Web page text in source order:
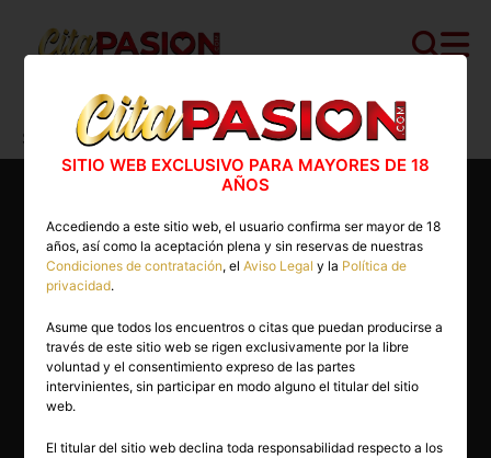
Cita PASION.COM>Virtuales> Tenerife >
Santa Cruz de la Palma>Charlotte
SITIO WEB EXCLUSIVO PARA MAYORES DE 18
AÑOS
Accediendo a este sitio web, el usuario confirma ser mayor de 18
años, así como la aceptación plena y sin reservas de nuestras
Condiciones de contratación, elAviso Legal y la Política de
privacidad.
Asume que todos los encuentros o citas que puedan producirse a
través de este sitio web se rigen exclusivamente por la libre
voluntad y el consentimiento expreso de las partes
intervinientes, sin participar en modo alguno el titular del sitio
web.
El titular del sitio web declina toda responsabilidad respecto a los